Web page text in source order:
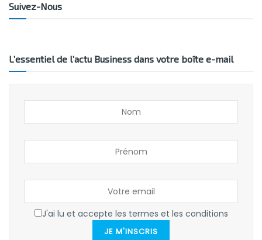
Suivez-Nous
L’essentiel de l’actu Business dans votre boîte e-mail
J'ai lu et accepte les termes et les conditions
JE M'INSCRIS